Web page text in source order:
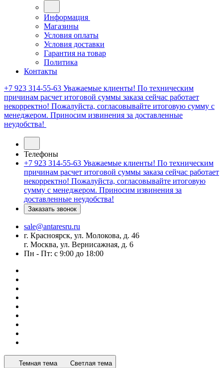
Информация
Магазины
Условия оплаты
Условия доставки
Гарантия на товар
Политика
Контакты
+7 923 314-55-63 Уважаемые клиенты! По техническим
причинам расчет итоговой суммы заказа сейчас работает
некорректно! Пожалуйста, согласовывайте итоговую сумму с
менеджером. Приносим извинения за доставленные
неудобства!
Телефоны
+7 923 314-55-63 Уважаемые клиенты! По техническим
причинам расчет итоговой суммы заказа сейчас работает
некорректно! Пожалуйста, согласовывайте итоговую
сумму с менеджером. Приносим извинения за
доставленные неудобства!
Заказать звонок
sale@antaresru.ru
г. Красноярск, ул. Молокова, д. 46
г. Москва, ул. Вернисажная, д. 6
Пн - Пт: с 9:00 до 18:00
Темная тема Светлая тема